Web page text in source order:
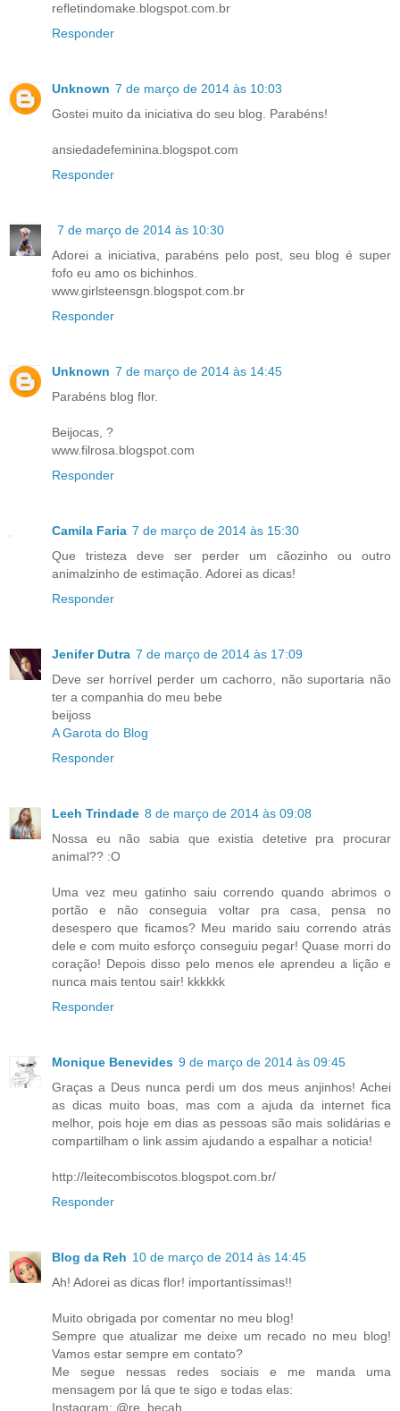
refletindomake.blogspot.com.br
Responder
Unknown 7 de março de 2014 às 10:03
Gostei muito da iniciativa do seu blog. Parabéns!
ansiedadefeminina.blogspot.com
Responder
7 de março de 2014 às 10:30
Adorei a iniciativa, parabéns pelo post, seu blog é super
fofo eu amo os bichinhos.
www.girlsteensgn.blogspot.com.br
Responder
Unknown 7 de março de 2014 às 14:45
Parabéns blog flor.
Beijocas, ?
www.filrosa.blogspot.com
Responder
Camila Faria 7 de março de 2014 às 15:30
Que tristeza deve ser perder um cãozinho ou outro
animalzinho de estimação. Adorei as dicas!
Responder
Jenifer Dutra 7 de março de 2014 às 17:09
Deve ser horrível perder um cachorro, não suportaria não
ter a companhia do meu bebe
beijoss
A Garota do Blog
Responder
Leeh Trindade 8 de março de 2014 às 09:08
Nossa eu não sabia que existia detetive pra procurar
animal?? :O
Uma vez meu gatinho saiu correndo quando abrimos o
portão e não conseguia voltar pra casa, pensa no
desespero que ficamos? Meu marido saiu correndo atrás
dele e com muito esforço conseguiu pegar! Quase morri do
coração! Depois disso pelo menos ele aprendeu a lição e
nunca mais tentou sair! kkkkkk
Responder
Monique Benevides 9 de março de 2014 às 09:45
Graças a Deus nunca perdi um dos meus anjinhos! Achei
as dicas muito boas, mas com a ajuda da internet fica
melhor, pois hoje em dias as pessoas são mais solidárias e
compartilham o link assim ajudando a espalhar a noticia!
http://leitecombiscotos.blogspot.com.br/
Responder
Blog da Reh 10 de março de 2014 às 14:45
Ah! Adorei as dicas flor! importantíssimas!!
Muito obrigada por comentar no meu blog!
Sempre que atualizar me deixe um recado no meu blog!
Vamos estar sempre em contato?
Me segue nessas redes sociais e me manda uma
mensagem por lá que te sigo e todas elas:
Instagram: @re_becah